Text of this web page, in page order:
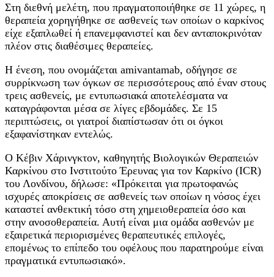
Στη διεθνή μελέτη, που πραγματοποιήθηκε σε 11 χώρες, η
θεραπεία χορηγήθηκε σε ασθενείς των οποίων ο καρκίνος
είχε εξαπλωθεί ή επανεμφανιστεί και δεν ανταποκρινόταν
πλέον στις διαθέσιμες θεραπείες.
Η ένεση, που ονομάζεται amivantamab, οδήγησε σε
συρρίκνωση των όγκων σε περισσότερους από έναν στους
τρεις ασθενείς, με εντυπωσιακά αποτελέσματα να
καταγράφονται μέσα σε λίγες εβδομάδες. Σε 15
περιπτώσεις, οι γιατροί διαπίστωσαν ότι οι όγκοι
εξαφανίστηκαν εντελώς.
Ο Κέβιν Χάρινγκτον, καθηγητής Βιολογικών Θεραπειών
Καρκίνου στο Ινστιτούτο Έρευνας για τον Καρκίνο (ICR)
του Λονδίνου, δήλωσε: «Πρόκειται για πρωτοφανώς
ισχυρές αποκρίσεις σε ασθενείς των οποίων η νόσος έχει
καταστεί ανθεκτική τόσο στη χημειοθεραπεία όσο και
στην ανοσοθεραπεία. Αυτή είναι μια ομάδα ασθενών με
εξαιρετικά περιορισμένες θεραπευτικές επιλογές,
επομένως το επίπεδο του οφέλους που παρατηρούμε είναι
πραγματικά εντυπωσιακό».